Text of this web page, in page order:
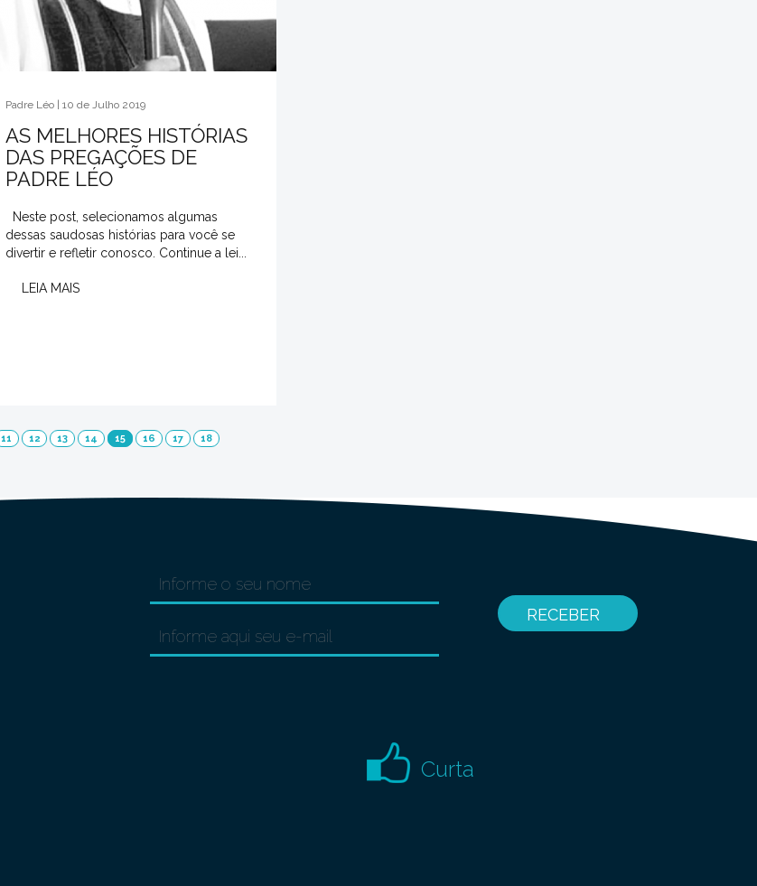
Padre Léo | 10 de Julho 2019
AS MELHORES HISTÓRIAS
DAS PREGAÇÕES DE
PADRE LÉO
Neste post, selecionamos algumas
dessas saudosas histórias para você se
divertir e refletir conosco. Continue a lei...
LEIA MAIS
11 12 13 14 15 16 17 18
Curta